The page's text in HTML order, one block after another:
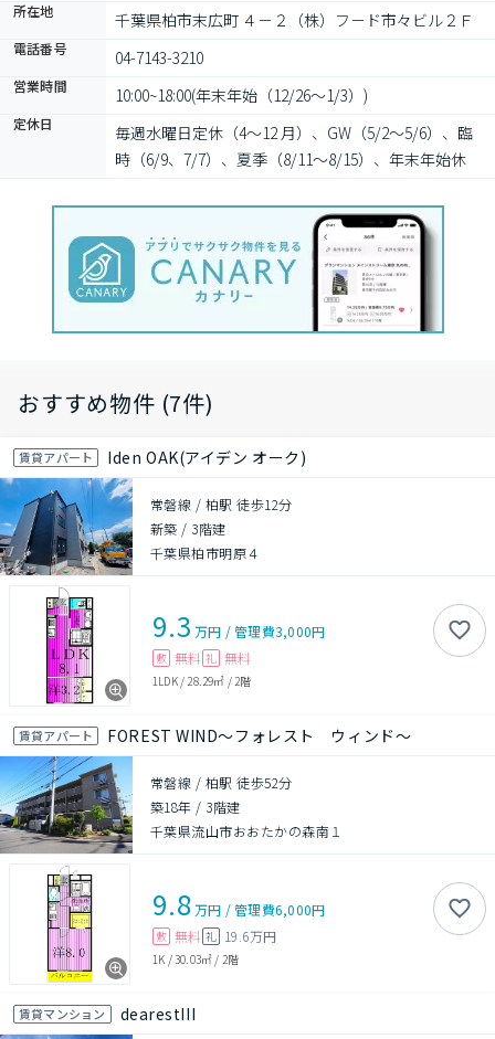
所在地 千葉県柏市末広町 ４－２（株）フ－ド市々ビル２Ｆ
電話番号 04-7143-3210
営業時間 10:00~18:00(年末年始（12/26～1/3）)
定休日
毎週水曜日定休（4～12 月）、GW（5/2～5/6）、臨
時（6/9、7/7）、夏季（8/11～8/15）、年末年始休
おすすめ物件 (7件)
賃貸アパート Iden OAK(アイデン オーク)
常磐線 / 柏駅 徒歩12分
新築 / 3階建
千葉県柏市明原４
9.3 万円 /管理費3,000円
敷 無料 礼 無料
1LDK/ 28.29㎡ / 2階
賃貸アパート FOREST WIND～フォレスト ウィンド～
常磐線 / 柏駅 徒歩52分
築18年 / 3階建
千葉県流山市おおたかの森南１
9.8万円 /管理費6,000円
敷 無料 礼 19.6万円
1K /30.03㎡ / 2階
賃貸マンション dearestIII